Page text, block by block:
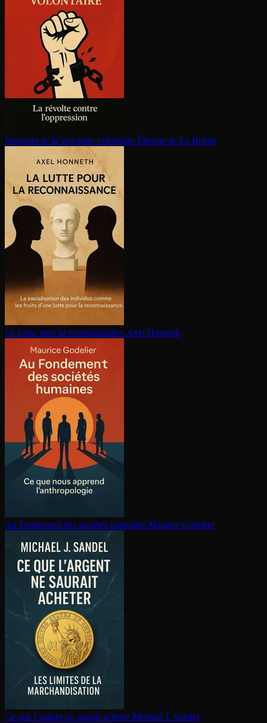
Discours de la servitude volontaire Étienne de La Boétie
La Lutte pour la re­con­nais­sance Axel Honneth
Au Fondement des sociétés humaines Maurice Godelier
Ce que l’argent ne saurait acheter Michael J. Sandel